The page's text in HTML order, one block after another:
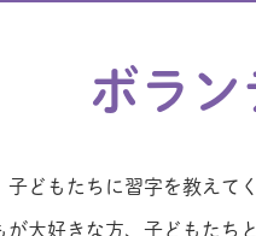
ボラン
子どもたちに習字を教えて
が大好きな方、子どもたち